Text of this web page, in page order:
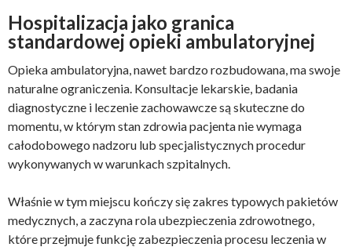
Hospitalizacja jako granica
standardowej opieki ambulatoryjnej
Opieka ambulatoryjna, nawet bardzo rozbudowana, ma swoje
naturalne ograniczenia. Konsultacje lekarskie, badania
diagnostyczne i leczenie zachowawcze są skuteczne do
momentu, w którym stan zdrowia pacjenta nie wymaga
całodobowego nadzoru lub specjalistycznych procedur
wykonywanych w warunkach szpitalnych.
Właśnie w tym miejscu kończy się zakres typowych pakietów
medycznych, a zaczyna rola ubezpieczenia zdrowotnego,
które przejmuje funkcję zabezpieczenia procesu leczenia w